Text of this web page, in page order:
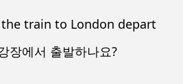
train to London depart
장에서 출발하나요?